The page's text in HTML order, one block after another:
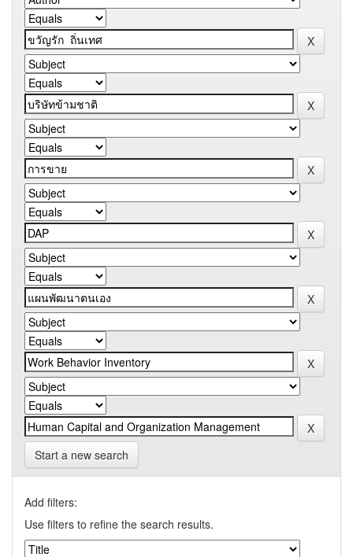
Start a new search
Add filters:
Use filters to refine the search results.